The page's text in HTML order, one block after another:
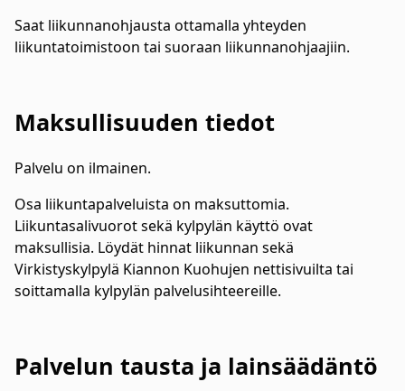
Saat liikunnanohjausta ottamalla yhteyden
liikuntatoimistoon tai suoraan liikunnanohjaajiin.
Maksullisuuden tiedot
Palvelu on ilmainen.
Osa liikuntapalveluista on maksuttomia.
Liikuntasalivuorot sekä kylpylän käyttö ovat
maksullisia. Löydät hinnat liikunnan sekä
Virkistyskylpylä Kiannon Kuohujen nettisivuilta tai
soittamalla kylpylän palvelusihteereille.
Palvelun tausta ja lainsäädäntö